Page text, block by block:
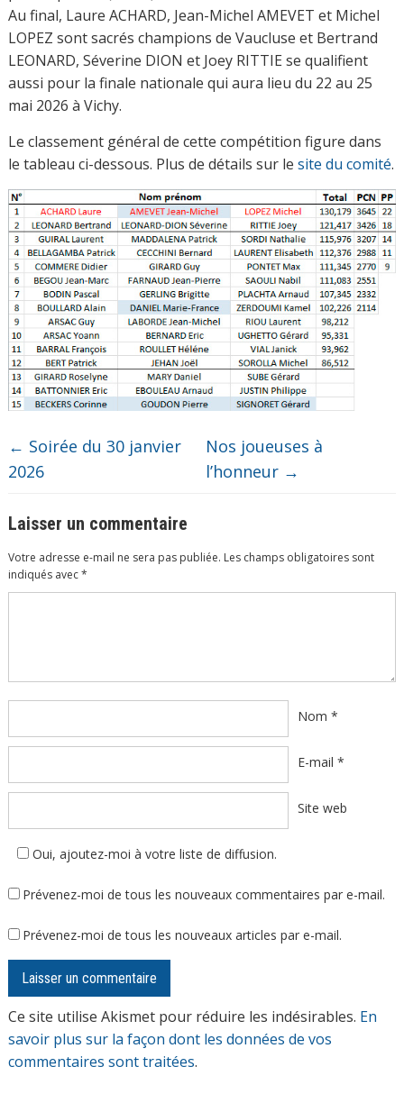
Au final, Laure ACHARD, Jean-Michel AMEVET et Michel
LOPEZ sont sacrés champions de Vaucluse et Bertrand
LEONARD, Séverine DION et Joey RITTIE se qualifient
aussi pour la finale nationale qui aura lieu du 22 au 25
mai 2026 à Vichy.
Le classement général de cette compétition figure dans
le tableau ci-dessous. Plus de détails sur le site du comité.
← Soirée du 30 janvier
2026
Nos joueuses à
l’honneur →
Laisser un commentaire
Votre adresse e-mail ne sera pas publiée. Les champs obligatoires sont
indiqués avec*
Nom *
E-mail *
Site web
Oui, ajoutez-moi à votre liste de diffusion.
Prévenez-moi de tous les nouveaux commentaires par e-mail.
Prévenez-moi de tous les nouveaux articles par e-mail.
Ce site utilise Akismet pour réduire les indésirables. En
savoir plus sur la façon dont les données de vos
commentaires sont traitées.